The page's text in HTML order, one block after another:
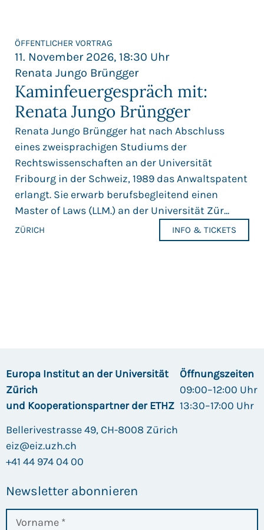
ÖFFENTLICHER VORTRAG
11. November 2026, 18:30 Uhr
Renata Jungo Brüngger
Kaminfeuergespräch mit:
Renata Jungo Brüngger
Renata Jungo Brüngger hat nach Abschluss
eines zweisprachigen Studiums der
Rechtswissenschaften an der Universität
Fribourg in der Schweiz, 1989 das Anwaltspatent
erlangt. Sie erwarb berufsbegleitend einen
Master of Laws (LLM.) an der Universität Zür...
ZÜRICH INFO & TICKETS
Europa Institut an der Universität
Zürich
und Kooperationspartner der ETHZ
Bellerivestrasse 49, CH-8008 Zürich
eiz@eiz.uzh.ch
+41 44 974 04 00
Öffnungszeiten
09:00–12:00 Uhr
13:30–17:00 Uhr
Newsletter abonnieren